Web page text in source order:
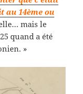
au 14ème ou
mais le
quand a été
»